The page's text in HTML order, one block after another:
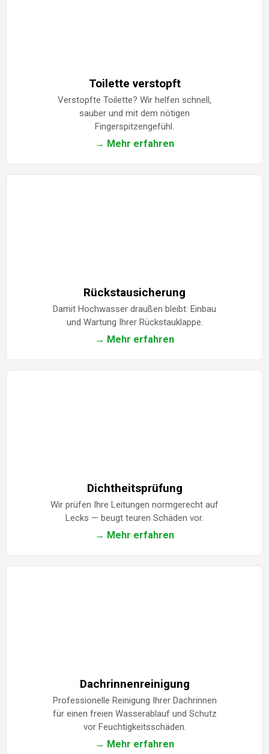
Toilette verstopft
Verstopfte Toilette? Wir helfen schnell,
sauber und mit dem nötigen
Fingerspitzengefühl.
→ Mehr erfahren
Rückstausicherung
Damit Hochwasser draußen bleibt: Einbau
und Wartung Ihrer Rückstauklappe.
→ Mehr erfahren
Dichtheitsprüfung
Wir prüfen Ihre Leitungen normgerecht auf
Lecks — beugt teuren Schäden vor.
→ Mehr erfahren
Dachrinnenreinigung
Professionelle Reinigung Ihrer Dachrinnen
für einen freien Wasserablauf und Schutz
vor Feuchtigkeitsschäden.
→ Mehr erfahren